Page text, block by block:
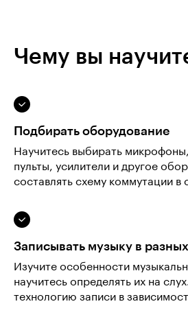
Чему вы
Подбирать оборудование
Научитесь выбирать
пульты, усилители и другое
составлять схему коммутации в
Записывать музыку в
Изучите особенности
научитесь определять их на
технологию записи в